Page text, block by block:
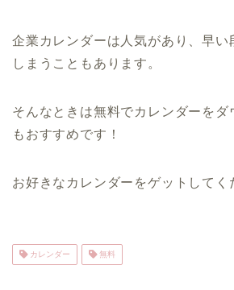
企業カレンダーは人気があり、早い
しまうこともあります。
そんなときは無料でカレンダーをダ
もおすすめです！
お好きなカレンダーをゲットしてく
カレンダー 無料